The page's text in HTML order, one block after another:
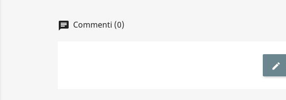
Commenti (0)